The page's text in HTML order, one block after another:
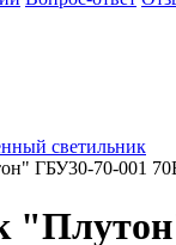
светильник
ГБУ30-70-001